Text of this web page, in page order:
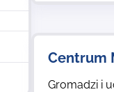
Centrum
Gromadzi i